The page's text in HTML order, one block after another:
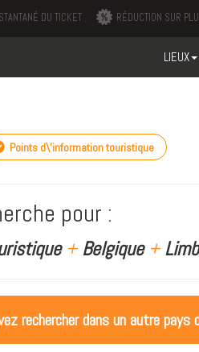
DU TICKET RÉDUCTION SUR
LIEUX
Points d\'information touristique
pour :
+Belgique +
rechercher dans un autre